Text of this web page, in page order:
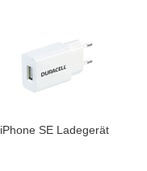
iPhone SE Ladegerät